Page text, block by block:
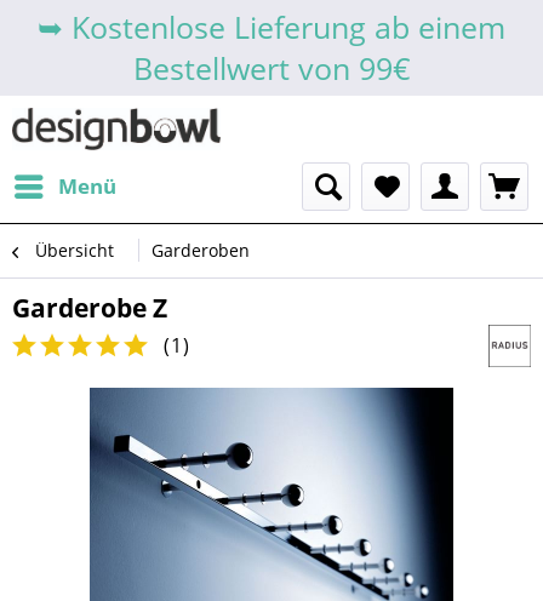
➥ Kostenlose Lieferung ab einem
Bestellwert von 99€
Menü
Übersicht Garderoben
Garderobe Z
(1)